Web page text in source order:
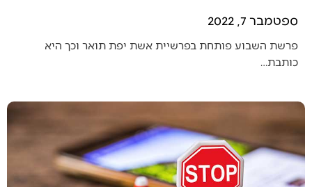
ספטמבר 7, 2022
פרשת השבוע פותחת בפרשיית אשת יפת תואר וכך היא
כותבת…